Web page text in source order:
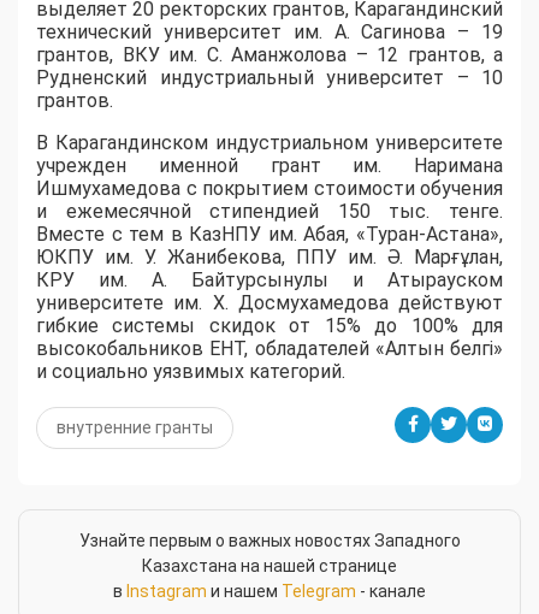
выделяет 20 ректорских грантов, Карагандинский
технический университет им. А. Сагинова – 19
грантов, ВКУ им. С. Аманжолова – 12 грантов, а
Рудненский индустриальный университет – 10
грантов.
​В Карагандинском индустриальном университете
учрежден именной грант им. Наримана
Ишмухамедова с покрытием стоимости обучения
и ежемесячной стипендией 150 тыс. тенге.
Вместе с тем в КазНПУ им. Абая, «Туран-Астана»,
ЮКПУ им. У. Жанибекова, ППУ им. Ә. Марғұлан,
КРУ им. А. Байтурсынулы и Атырауском
университете им. Х. Досмухамедова действуют
гибкие системы скидок от 15% до 100% для
высокобальников ЕНТ, обладателей «Алтын белгі»
и социально уязвимых категорий.
внутренние гранты
Узнайте первым о важных новостях Западного
Казахстана на нашей странице
в Instagram и нашем Telegram - канале